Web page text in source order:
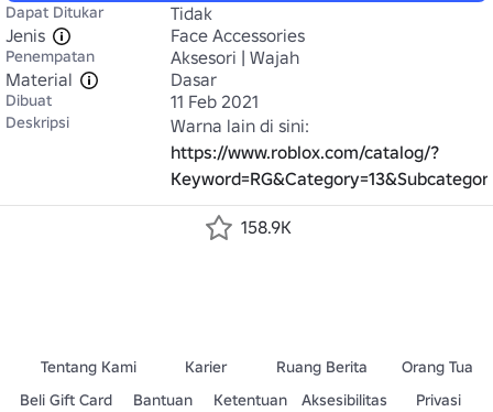
Dapat Ditukar
Tidak
Jenis
Face Accessories
Penempatan
Aksesori | Wajah
Material
Dasar
Dibuat 11 Feb 2021
Deskripsi
https://www.roblox.com/catalog/?
158.9K
Tentang Kami Karier Ruang Berita
Orang Tua
Beli Gift Card
Bantuan Ketentuan Aksesibilitas Privasi